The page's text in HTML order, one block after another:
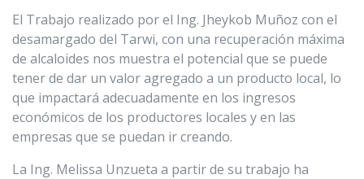
El Trabajo realizado por el Ing. Jheykob Muñoz con el
desamargado del Tarwi, con una recuperación máxima
de alcaloides nos muestra el potencial que se puede
tener de dar un valor agregado a un producto local, lo
que impactará adecuadamente en los ingresos
económicos de los productores locales y en las
empresas que se puedan ir creando.
La Ing. Melissa Unzueta a partir de su trabajo ha